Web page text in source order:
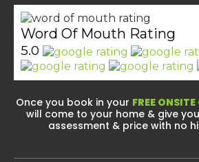
Word Of Mouth Rating
5.0
Once you book in your FREE
will come to your home & give
assessment & price with no